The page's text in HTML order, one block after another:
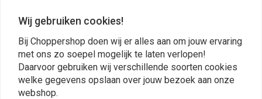
Vergelijkbare producten
Wij gebruiken cookies!
Bij Choppershop doen wij er alles aan om jouw ervaring
met ons zo soepel mogelijk te laten verlopen!
Daarvoor gebruiken wij verschillende soorten cookies
welke gegevens opslaan over jouw bezoek aan onze
webshop.